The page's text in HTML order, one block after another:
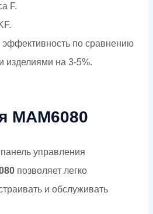
F.
по сравнению
изделиями на 3-5%.
МАМ6080
управления
позволяет легко
и обслуживать